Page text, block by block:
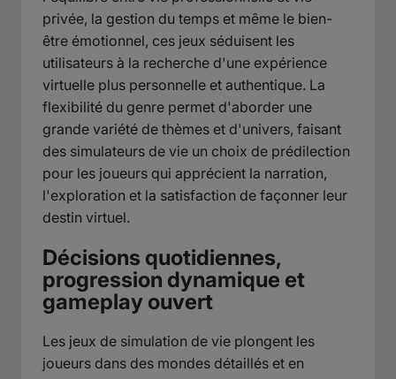
privée, la gestion du temps et même le bien-
être émotionnel, ces jeux séduisent les
utilisateurs à la recherche d'une expérience
virtuelle plus personnelle et authentique. La
flexibilité du genre permet d'aborder une
grande variété de thèmes et d'univers, faisant
des simulateurs de vie un choix de prédilection
pour les joueurs qui apprécient la narration,
l'exploration et la satisfaction de façonner leur
destin virtuel.
Décisions quotidiennes,
progression dynamique et
gameplay ouvert
Les jeux de simulation de vie plongent les
joueurs dans des mondes détaillés et en